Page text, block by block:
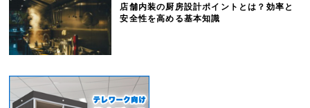
店舗内装の厨房設計ポイントとは？効率と
安全性を高める基本知識